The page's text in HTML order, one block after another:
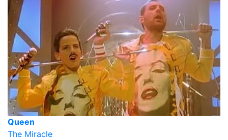
Queen
The Miracle